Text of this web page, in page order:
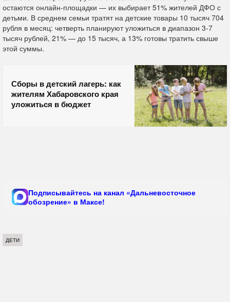
остаются онлайн-площадки — их выбирает 51% жителей ДФО с
детьми. В среднем семьи тратят на детские товары 10 тысяч 704
рубля в месяц: четверть планируют уложиться в диапазон 3-7
тысяч рублей, 21% — до 15 тысяч, а 13% готовы тратить свыше
этой суммы.
Сборы в детский лагерь: как
жителям Хабаровского края
уложиться в бюджет
Подписывайтесь на канал «Дальневосточное
обозрение» в Максе!
ДЕТИ